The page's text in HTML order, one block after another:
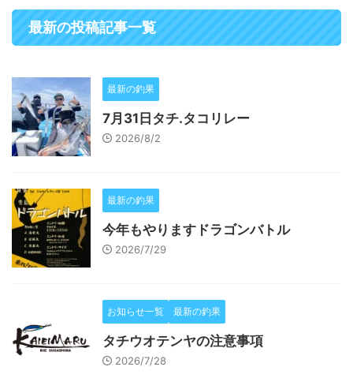
最新の投稿記事一覧
最新の釣果
7月31日タチ.タコリレー
2026/8/2
最新の釣果
今年もやりますドラゴンバトル
2026/7/29
お知らせ一覧 最新の釣果
タチウオテンヤの注意事項
2026/7/28